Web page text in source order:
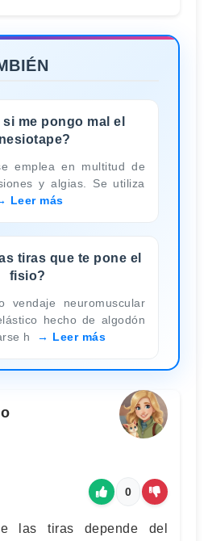
me pongo mal el
emplea en multitud de
y algias. Se utiliza
Leer más
tiras que te pone el
fisio?
vendaje neuromuscular
hecho de algodón
h
Leer más
0
las tiras depende del